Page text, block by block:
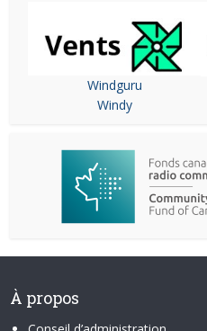
Windguru
Windy
À propos